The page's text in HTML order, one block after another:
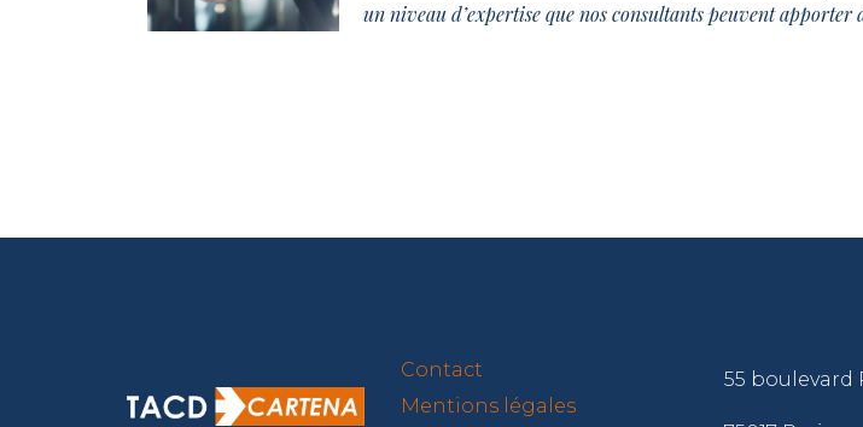
un niveau d’expertise que nos consultants peuvent
Contact
Mentions légales
55 boulevard